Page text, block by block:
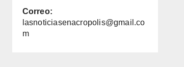
Correo:
lasnoticiasenacropolis@gmail.co
m